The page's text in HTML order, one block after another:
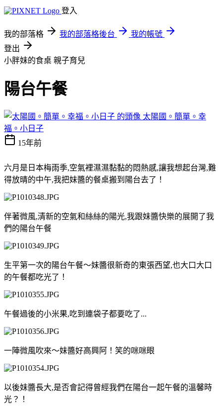
登入
我的部落格 我的部落格後台
我的帳號
登出
小胖妹的食桌 親子育兒
陽台午餐
太陽國。簡單。幸
福。小日子
15年前
六月是日本梅雨季,空氣裡濕濕黏黏的悶熱感,讓我想起台灣,難
得放晴的中午,我把妹醬的餐桌搬到陽台去了！
伴著微風,清新的空氣和絲絲的陽光,我跟妹醬快樂的展開了我
們的陽台午餐
生平第一次的陽台午餐～妹醬很新奇的東張西望,也大口大口
的午餐都吃光了！
午餐過後的小米果,吃到連袋子都要吃了...
一陣微風吹來～妹醬好高興阿！笑的咪咪眼
以後妹醬長大,是否會記得曾經我們在陽台一起午餐的溫馨時
光？！